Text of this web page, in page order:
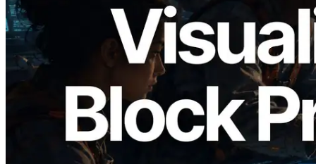
Validators Solutions lanza el Solana Block
Analyzer — Visualización del tiempo de
producción de bloque por slot y del
Validador asignado
Leer este artículo